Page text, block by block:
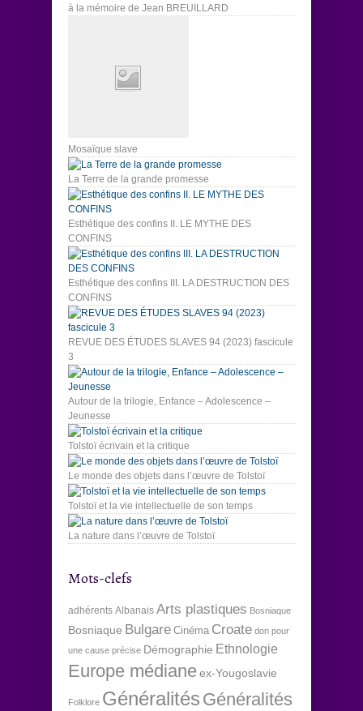
à la mémoire de Jean BREUILLARD
Mosaïque slave
La Terre de la grande promesse
Esthétique des confins II. LE MYTHE DES
CONFINS
Esthétique des confins III. LA DESTRUCTION DES
CONFINS
REVUE DES ÉTUDES SLAVES 94 (2023) fascicule
3
Autour de la trilogie, Enfance – Adolescence –
Jeunesse
Tolstoï écrivain et la critique
Le monde des objets dans l’œuvre de Tolstoï
Tolstoï et la vie intellectuelle de son temps
La nature dans l’œuvre de Tolstoï
Mots-clefs
adhérents Albanais Arts plastiques Bosniaque
Bosniaque Bulgare Cinéma Croate don pour
une cause précise Démographie Ethnologie
Europe médianeex-Yougoslavie
Folklore Généralités Généralités